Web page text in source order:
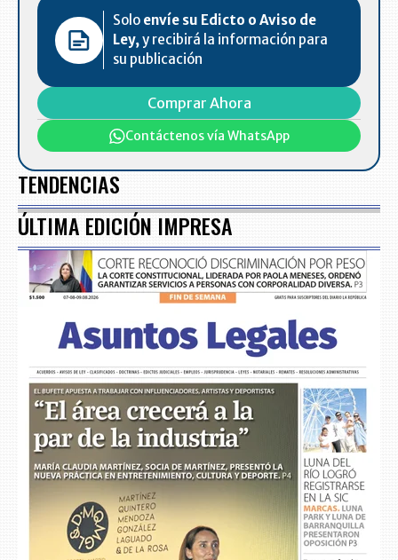
Solo envíe su Edicto o Aviso de
Ley,y recibirá la información para
su publicación
Comprar Ahora
Contáctenos vía WhatsApp
TENDENCIAS
ÚLTIMA EDICIÓN IMPRESA